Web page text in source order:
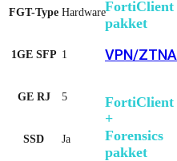
FortiClient
pakket
VPN/ZTNA
FortiClient
+
Forensics
pakket
FGT-Type Hardware
1GE SFP 1
GE RJ 5
SSD Ja